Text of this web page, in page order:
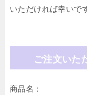
いただければ幸いです
ご注文いた
商品名：